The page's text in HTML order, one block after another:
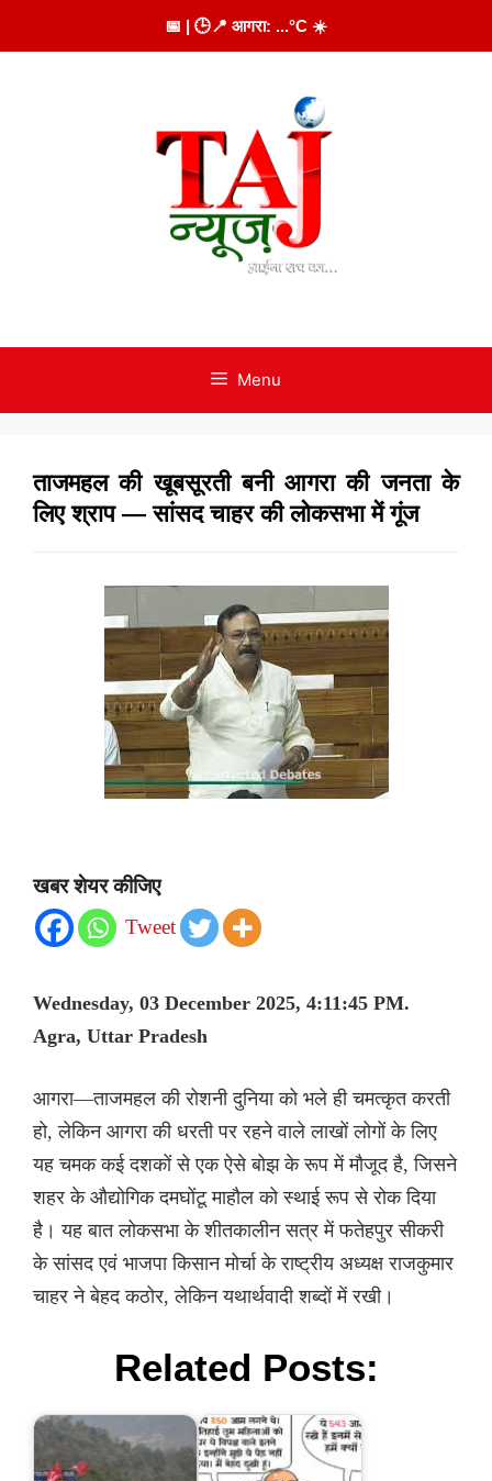
to
📅 | 🕒📍 आगरा: ...°C ☀️
Menu
ताजमहल की खूबसूरती बनी आगरा की जनता के
लिए श्राप — सांसद चाहर की लोकसभा में गूंज
खबर शेयर कीजिए
Tweet
Wednesday, 03 December 2025, 4:11:45 PM.
Agra, Uttar Pradesh
आगरा—ताजमहल की रोशनी दुनिया को भले ही चमत्कृत करती
हो, लेकिन आगरा की धरती पर रहने वाले लाखों लोगों के लिए
यह चमक कई दशकों से एक ऐसे बोझ के रूप में मौजूद है, जिसने
शहर के औद्योगिक दमघोंटू माहौल को स्थाई रूप से रोक दिया
है। यह बात लोकसभा के शीतकालीन सत्र में फतेहपुर सीकरी
के सांसद एवं भाजपा किसान मोर्चा के राष्ट्रीय अध्यक्ष राजकुमार
चाहर ने बेहद कठोर, लेकिन यथार्थवादी शब्दों में रखी।
Related Posts: